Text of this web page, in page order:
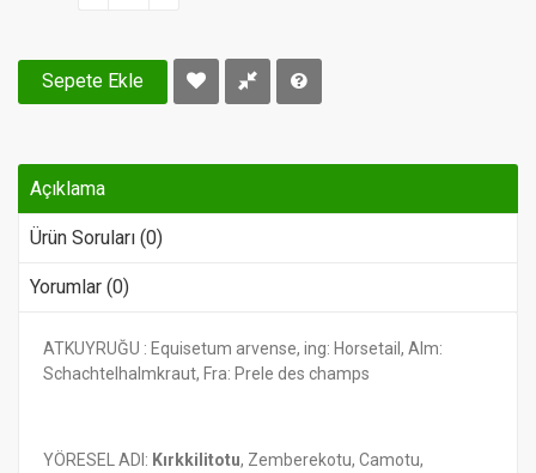
Sepete Ekle
Açıklama
Ürün Soruları (0)
Yorumlar (0)
ATKUYRUĞU : Equisetum arvense, ing: Horsetail, Alm:
Schachtelhalmkraut, Fra: Prele des champs
YÖRESEL ADI: Kırkkilitotu, Zemberekotu, Camotu,